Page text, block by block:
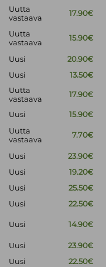
Uutta
vastaava
17.90€
Uutta
vastaava
15.90€
Uusi
20.90€
Uusi 13.50€
Uutta
vastaava
17.90€
Uusi
15.90€
Uutta
vastaava
7.70€
Uusi
23.90€
Uusi
19.20€
Uusi
25.50€
Uusi
22.50€
Uusi 14.90€
Uusi
23.90€
Uusi 22.50€